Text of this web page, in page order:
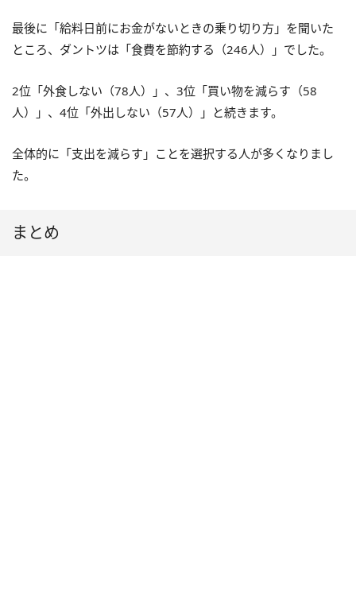
最後に「給料日前にお金がないときの乗り切り方」を聞いた
ところ、ダントツは「食費を節約する（246人）」でした。
2位「外食しない（78人）」、3位「買い物を減らす（58
人）」、4位「外出しない（57人）」と続きます。
全体的に「支出を減らす」ことを選択する人が多くなりまし
た。
まとめ